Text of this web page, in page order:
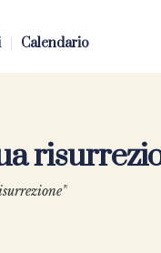
Calendario